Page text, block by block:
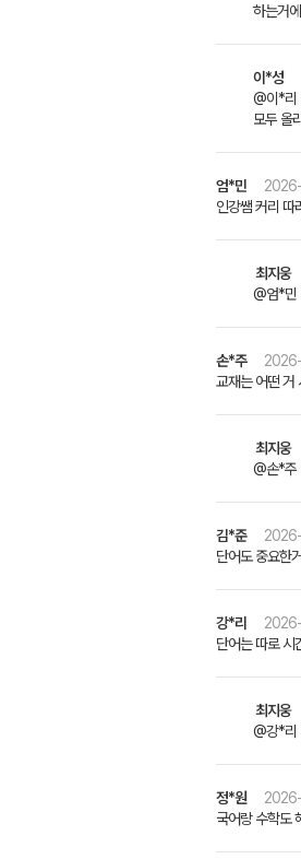
하는거
이*성
@이*리
모두 올
엄*민
인강쌤 커리 따
최지웅
@엄*민
손*주
교재는 어떤 거
최지웅
@손*주
김*준
단어도 중요한
강*리
단어는 따로 시
최지웅
@강*리
정*원
국어랑 수학도